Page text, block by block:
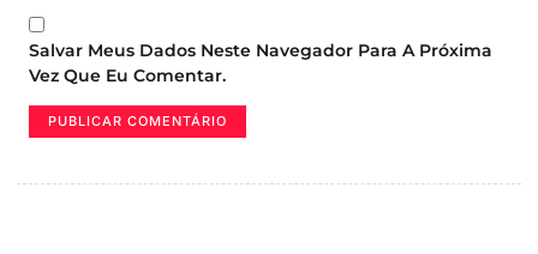
Salvar Meus Dados Neste Navegador Para A Próxima
Vez Que Eu Comentar.